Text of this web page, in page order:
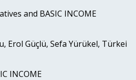
and BASIC INCOME
Erol Güçlü, Sefa Yürükel, Türkei
INCOME